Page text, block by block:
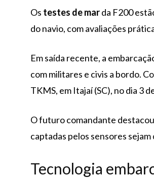
Os testes de marda F200
do navio, com avaliações
Em saída recente, a
com militares e civis a bordo.
TKMS, em Itajaí (SC), no dia 3
O futuro comandante
captadas pelos sensores
Tecnologia